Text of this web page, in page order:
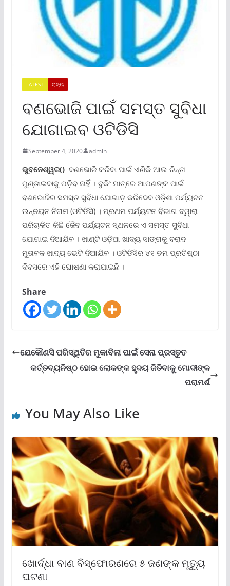
LATEST ରାଜ୍ୟ
ବଣଭୋଜି ପାଇଁ ସମସ୍ତ ସୁବିଧା
ଯୋଗାଇବ ଓଟିଡିସି
September 4, 2020 admin
ଭୁବନେଶ୍ୱର()ବଣଭୋଜି କରିବା ପାଇଁ ଏଣିକି ଆଉ ଚିନ୍ତା
ମୁଣ୍ଡାଇବାକୁ ପଡ଼ିବ ନାହିଁ । ବୁକିଂ ମାତ୍ରେ ଆପଣଙ୍କ ପାଇଁ
ବଣଭୋଜିର ସମସ୍ତ ସୁବିଧା ଯୋଗାଡ଼ କରିଦେବ ଓଡ଼ିଶା ପର୍ଯ୍ୟଟନ
ଉନ୍ନୟନ ନିଗମ (ଓଟିଡିସି) । ପ୍ରଥମ ପର୍ଯ୍ୟଟନ ବିଭାଗ ଦ୍ୱାରା
ପରିଚାଳିତ କିଛି ଜୈବ ପର୍ଯ୍ୟଟନ ସ୍ଥଳରେ ଏ ସମସ୍ତ ସୁବିଧା
ଯୋଗାଇ ଦିଆଯିବ । ଖାଣ୍ଟି ଓଡ଼ିଆ ଖାଦ୍ୟ ସାଙ୍ଗକୁ ବରାଦ
ମୁତାବକ ଖାଦ୍ୟ ଭେଟି ଦିଆଯିବ । ଓଟିଡିସିର ୪୧ ତମ ପ୍ରତିଷ୍ଠା
ଦିବସରେ ଏହି ଘୋଷଣା କରାଯାଇଛି ।
Share
ଯେକୌଣସି ପରିସ୍ଥିତିର ମୁକାବିଲା ପାଇଁ ସେନା ପ୍ରସ୍ତୁତ
କର୍ତ୍ତବ୍ୟନିଷ୍ଠ ହୋଇ ଲୋକଙ୍କ ହୃଦୟ ଜିତିବାକୁ ମୋଦୀଙ୍କ
ପରାମର୍ଶ
You May Also Like
ଖୋର୍ଦ୍ଧା ବାଣ ବିସ୍ଫୋରଣରେ ୫ ଜଣଙ୍କ ମୃତ୍ୟୁ
ଘଟଣା